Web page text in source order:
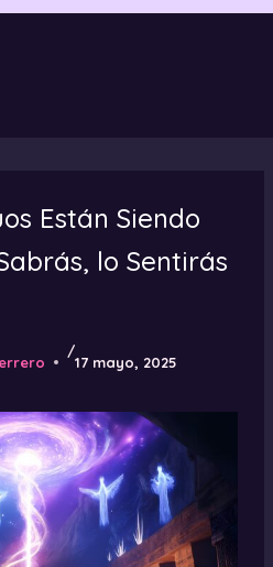
Están Siendo
lo Sentirás
/
17 mayo, 2025